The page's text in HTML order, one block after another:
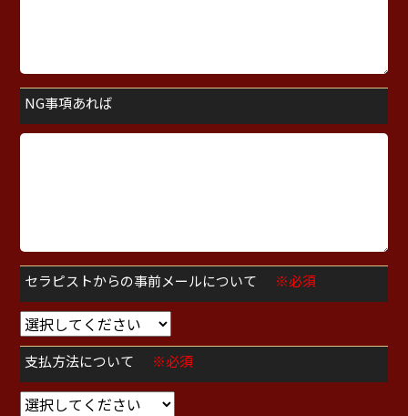
NG事項あれば
セラピストからの事前メールについて ※必須
支払方法について ※必須